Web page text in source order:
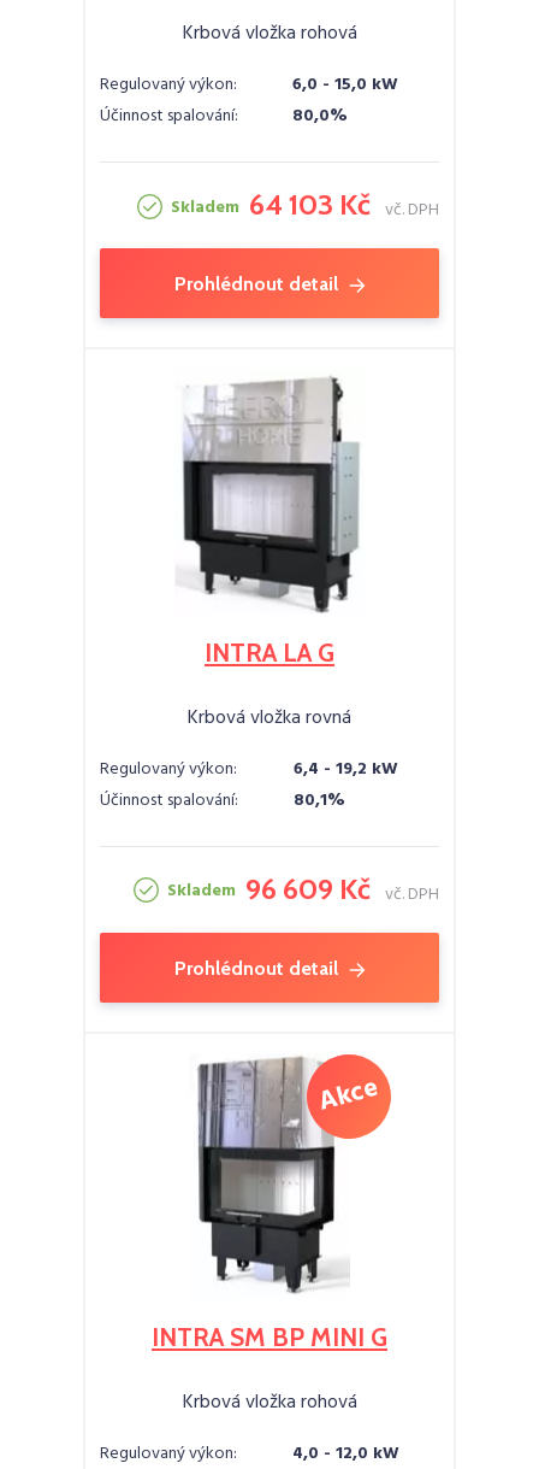
Krbová vložka rohová
Regulovaný výkon:
6,0 - 15,0 kW
Účinnost spalování:
80,0%
Skladem 64 103 Kč vč. DPH
Prohlédnout detail
INTRA LA G
Krbová vložka rovná
Regulovaný výkon:
6,4 - 19,2 kW
Účinnost spalování:
80,1%
Skladem 96 609 Kč vč. DPH
Prohlédnout detail
INTRA SM BP MINI G
Krbová vložka rohová
Regulovaný výkon:
4,0 - 12,0 kW